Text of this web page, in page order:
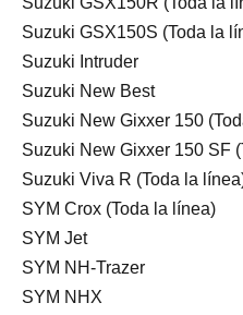
Suzuki GSX150S (Toda la
Suzuki Intruder
Suzuki New Best
Suzuki New Gixxer 150
Suzuki New Gixxer 150 SF
Suzuki Viva R (Toda la
SYM Crox (Toda la línea)
SYM Jet
SYM NH-Trazer
SYM NHX